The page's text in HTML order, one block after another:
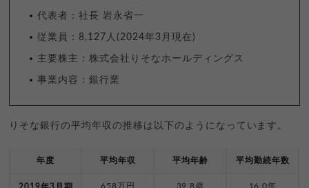
代表者：社長 岩永省一
従業員：8,127人(2024年3月現在)
主要株主：株式会社りそなホールディングス
事業内容：銀行業
りそな銀行の平均年収の推移は以下のようになっています。
年度 平均年収 平均年齢 平均勤続年数
658万円 39.8歳 16.0年